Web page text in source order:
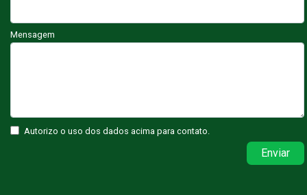
Mensagem
Autorizo o uso dos dados acima para contato.
Enviar